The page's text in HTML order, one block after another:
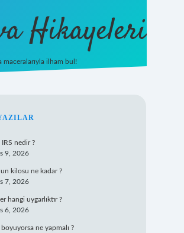
Hikayeleri
maceralarıyla ilham bul!
nedir ?
9, 2026
kilosu ne kadar ?
7, 2026
hangi uygarlıktır ?
6, 2026
ne yapmalı ?